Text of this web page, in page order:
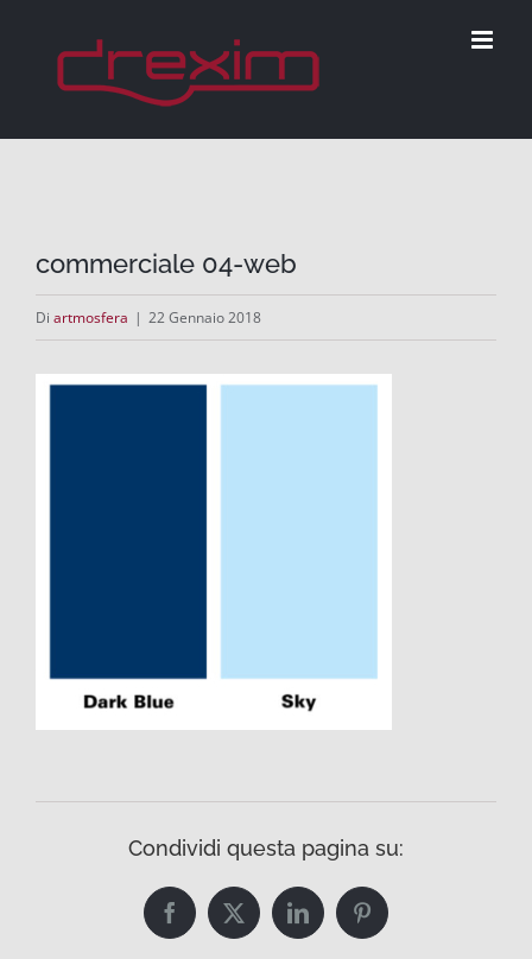
commerciale 04-web
Di artmosfera | 22 Gennaio 2018
Condividi questa pagina su:
FacebookTwitterLinkedInPinterest